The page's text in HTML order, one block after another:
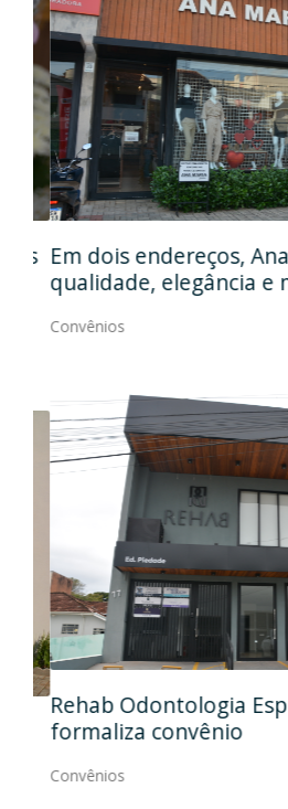
Em dois endereços, Ana
qualidade, elegância e
Convênios
Rehab Odontologia
formaliza convênio
Convênios